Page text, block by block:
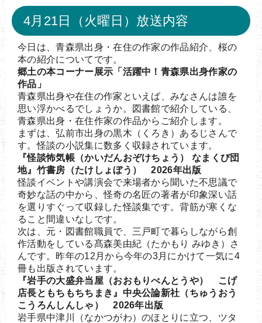
4月21日（火曜日）放送内容
今日は、青森県出身・在住の作家の作品紹介、桜の
本の紹介についてです。
郷土の本コーナー展示「活躍中！青森県出身作家の
作品」
青森県出身や在住の作家といえば、みなさんは誰を
思い浮かべるでしょうか。図書館で紹介している、
青森県出身・在住作家の作品からご紹介します。
まずは、弘前市出身の黒木（くろき）あるじさんで
す。怪談の小説集に数多く収録されています。
『怪談怖気帳（かいだんおぞけちょう） なまくび団
地』竹書房（たけしょぼう） 2026年出版
怪談イベントや講演会で来場者から聞いた不思議で
奇妙な話の中から、怪奇の名匠の著者が印象深い話
を選りすぐって収録した怪談集です。背筋が寒くな
ること間違いなしです。
次は、元・図書館職員で、三戸町で暮らしながら創
作活動をしている髙森美由紀（たかもり みゆき）さ
んです。昨年の12月から今年の3月にかけて一気に4
冊も出版されています。
『岩手の大盛弁当屋（おおもりべんとうや） こげ
店長ともちもちちまき』中央公論新社（ちゅうおう
こうろんしんしゃ） 2026年出版
岩手県中津川（なかつがわ）のほとりに立つ、ツタ